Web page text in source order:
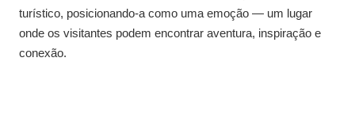
turístico, posicionando-a como uma emoção — um lugar
onde os visitantes podem encontrar aventura, inspiração e
conexão.